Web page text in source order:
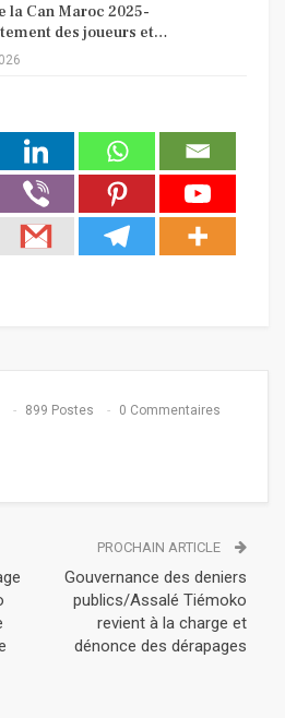
la Can Maroc 2025-
des joueurs et…
899 Postes 0 Commentaires
PROCHAIN ARTICLE
Gouvernance des deniers
publics/Assalé Tiémoko
revient à la charge et
dénonce des dérapages